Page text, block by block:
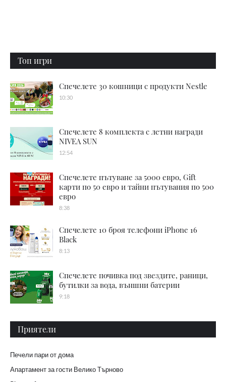
Топ игри
Спечелете 30 кошници с продукти Nestle
10:30
Спечелете 8 комплекта с летни награди
NIVEA SUN
12:54
Спечелете пътуване за 5000 евро, Gift
карти по 50 евро и тайни пътувания по 500
евро
8:38
Спечелете 10 броя телефони iPhone 16
Black
8:13
Спечелете почивка под звездите, раници,
бутилки за вода, външни батерии
9:18
Приятели
Печели пари от дома
Апартамент за гости Велико Търново